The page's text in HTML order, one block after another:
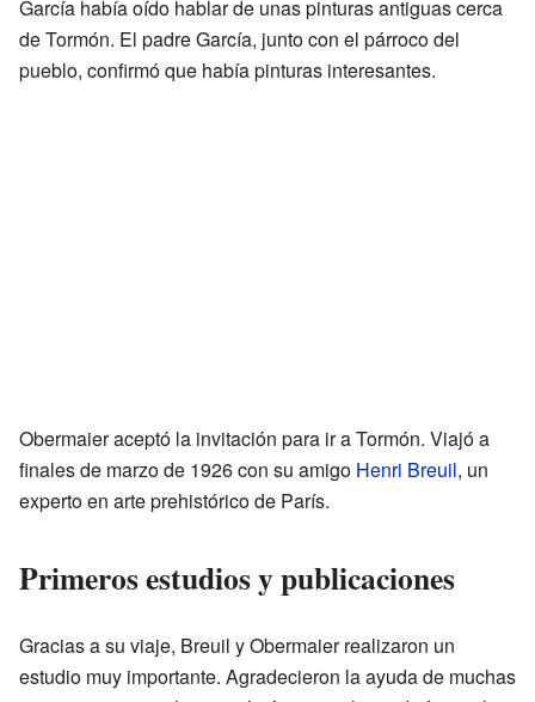
García había oído hablar de unas pinturas antiguas cerca
de Tormón. El padre García, junto con el párroco del
pueblo, confirmó que había pinturas interesantes.
Obermaier aceptó la invitación para ir a Tormón. Viajó a
finales de marzo de 1926 con su amigo Henri Breuil, un
experto en arte prehistórico de París.
Primeros estudios y publicaciones
Gracias a su viaje, Breuil y Obermaier realizaron un
estudio muy importante. Agradecieron la ayuda de muchas